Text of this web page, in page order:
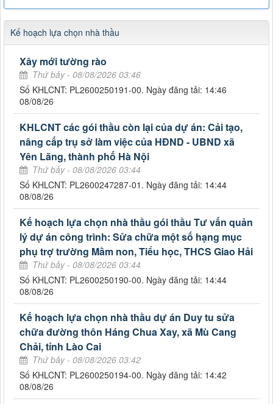
Kế hoạch lựa chọn nhà thầu
Xây mới tường rào
Thứ bảy - 08/08/2026 03:46
Số KHLCNT: PL2600250191-00. Ngày đăng tải: 14:46
08/08/26
KHLCNT các gói thầu còn lại của dự án: Cải tạo,
nâng cấp trụ sở làm việc của HĐND - UBND xã
Yên Lãng, thành phố Hà Nội
Thứ bảy - 08/08/2026 03:44
Số KHLCNT: PL2600247287-01. Ngày đăng tải: 14:44
08/08/26
Kế hoạch lựa chọn nhà thầu gói thầu Tư vấn quản
lý dự án công trình: Sửa chữa một số hạng mục
phụ trợ trường Mầm non, Tiểu học, THCS Giao Hải
Thứ bảy - 08/08/2026 03:44
Số KHLCNT: PL2600250190-00. Ngày đăng tải: 14:44
08/08/26
Kế hoạch lựa chọn nhà thầu dự án Duy tu sửa
chữa đường thôn Háng Chua Xay, xã Mù Cang
Chải, tỉnh Lào Cai
Thứ bảy - 08/08/2026 03:42
Số KHLCNT: PL2600250194-00. Ngày đăng tải: 14:42
08/08/26